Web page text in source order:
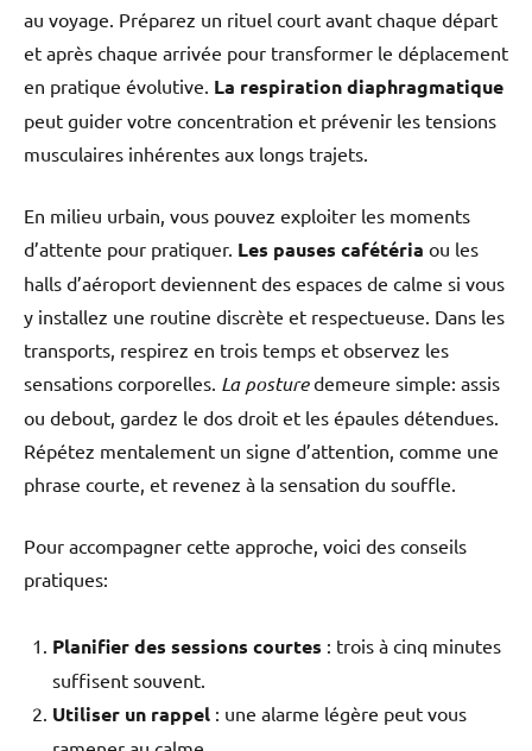
au voyage. Préparez un rituel court avant chaque départ
et après chaque arrivée pour transformer le déplacement
en pratique évolutive. La respiration diaphragmatique
peut guider votre concentration et prévenir les tensions
musculaires inhérentes aux longs trajets.
En milieu urbain, vous pouvez exploiter les moments
d’attente pour pratiquer. Les pauses cafétéria ou les
halls d’aéroport deviennent des espaces de calme si vous
y installez une routine discrète et respectueuse. Dans les
transports, respirez en trois temps et observez les
sensations corporelles. La posturedemeure simple: assis
ou debout, gardez le dos droit et les épaules détendues.
Répétez mentalement un signe d’attention, comme une
phrase courte, et revenez à la sensation du souffle.
Pour accompagner cette approche, voici des conseils
pratiques:
Planifier des sessions courtes : trois à cinq minutes
suffisent souvent.
Utiliser un rappel : une alarme légère peut vous